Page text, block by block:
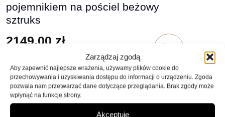
Zarządzaj zgodą
Aby zapewnić najlepsze wrażenia, używamy plików cookie do
przechowywania i uzyskiwania dostępu do informacji o urządzeniu. Zgoda
pozwala nam przetwarzać dane dotyczące przeglądania. Brak zgody może
wpłynąć na funkcje strony.
Akceptuję
pojemnikiem na pościel beżowy
sztruks
2149,00 zł